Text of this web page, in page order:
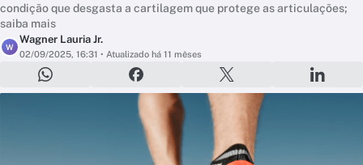
condição que desgasta a cartilagem que protege as articulações;
saiba mais
W
Wagner Lauria Jr.
02/09/2025, 16:31 • Atualizado há 11 mêses